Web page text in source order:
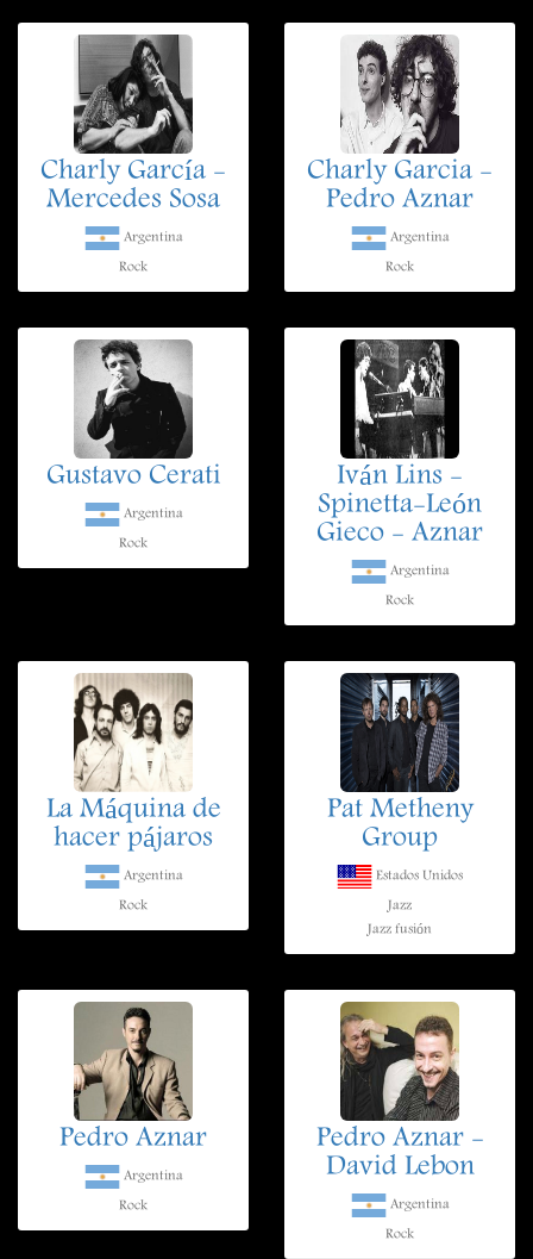
Charly García -
Mercedes Sosa
Argentina
Rock
Charly Garcia -
Pedro Aznar
Argentina
Rock
Gustavo Cerati
Argentina
Rock
Iván Lins -
Spinetta-León
Gieco - Aznar
Argentina
Rock
La Máquina de
hacer pájaros
Argentina
Rock
Pat Metheny
Group
Estados Unidos
Jazz
Jazz fusión
Pedro Aznar
Argentina
Rock
Pedro Aznar -
David Lebon
Argentina
Rock